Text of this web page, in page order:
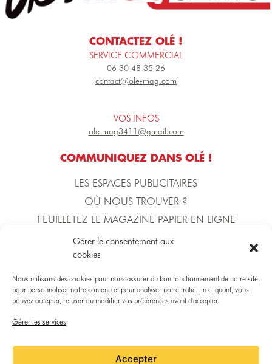
Gérer le consentement aux
cookies
Nous utilisons des cookies pour nous assurer du bon fonctionnement de notre site,
pour personnaliser notre contenu et pour analyser notre trafic. En cliquant, vous
pouvez accepter, refuser ou modifier vos préférences avant d'accepter.
Gérer les services
Accepter
CONTACTEZ OLÉ !
SERVICE COMMERCIAL
06 30 48 35 26
contact@ole-mag.com
VOS INFOS
ole.mag3411@gmail.com
COMMUNIQUEZ DANS OLÉ !
LES ESPACES PUBLICITAIRES
OÙ NOUS TROUVER ?
FEUILLETEZ LE MAGAZINE PAPIER EN LIGNE
L'ÉQUIPE D'OLÉ !
DIRECTION DE LA PUBLICATION
Yoann BECERRA